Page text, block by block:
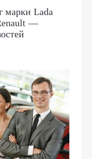
марки Lada
—